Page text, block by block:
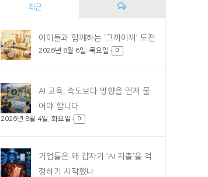
최근
아이들과 함께하는 ‘그까이꺼’ 도전
2026년 8월 6일. 목요일 0
AI 교육, 속도보다 방향을 먼저 물
어야 합니다
2026년 8월 4일. 화요일 0
기업들은 왜 갑자기 ‘AI 지출’을 걱
정하기 시작했나